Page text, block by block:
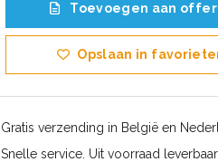
Toevoegen aan
Opslaan in
Gratis verzending in België en
Snelle service. Uit voorraad leverbaar